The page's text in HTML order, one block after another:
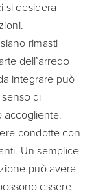
si desidera
rimasti
dell’arredo
integrare può
senso di
accogliente.
condotte con
Un semplice
può avere
essere